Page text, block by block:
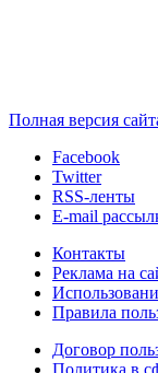
Полная версия
Facebook
Twitter
RSS-ленты
E-mail
Контакты
Реклама на
Правила
Договор
Политика в